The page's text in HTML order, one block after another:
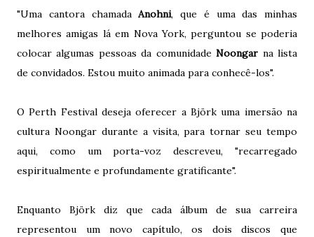
"Uma cantora chamadaAnohni, que é uma das minhas
melhores amigas lá em Nova York, perguntou se poderia
colocar algumas pessoas da comunidadeNoongar na lista
de convidados. Estou muito animada para conhecê-los".
O Perth Festival deseja oferecer a Björk uma imersão na
cultura Noongar durante a visita, para tornar seu tempo
aqui, como um porta-voz descreveu, "recarregado
espiritualmente e profundamente gratificante".
Enquanto Björk diz que cada álbum de sua carreira
representou um novo capítulo, os dois discos que